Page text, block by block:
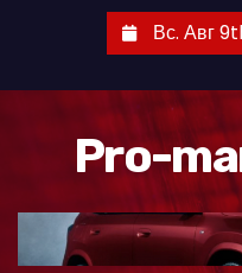
Вс. Авг
Pro-